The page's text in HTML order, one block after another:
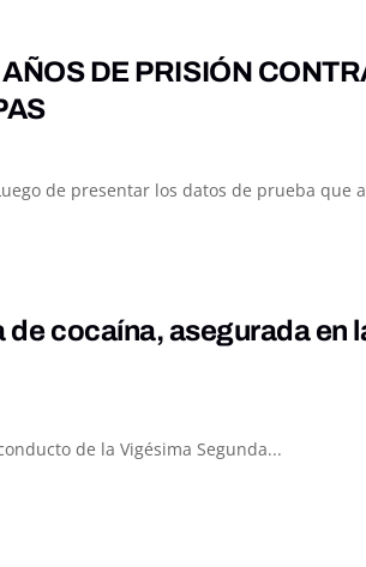
DE PRISIÓN
de presentar los datos de prueba que
cocaína, asegurada en
de la Vigésima Segunda...